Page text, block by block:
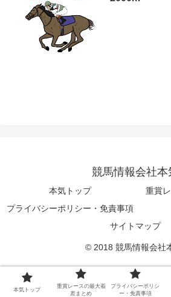
競馬情報会社本
本気トップ
重賞
プライバシーポリシー・免責事項
サイトマップ
© 2018 競馬情報会社
本気トップ
重賞レースの最大着
差まとめ
プライバシーポリシ
ー・免責事項